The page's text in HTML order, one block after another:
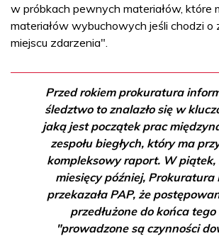
w próbkach pewnych materiałów, które
materiałów wybuchowych jeśli chodzi o
miejscu zdarzenia".
Przed rokiem prokuratura
śledztwo to znalazło się w
jaką jest początek prac
zespołu biegłych, który ma
kompleksowy raport. W piątek,
miesięcy później, Prokuratura
przekazała PAP, że
przedłużone do końca tego
"prowadzone są czynności